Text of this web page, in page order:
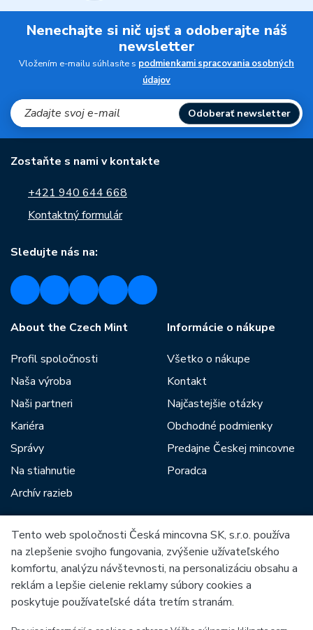
Nenechajte si nič ujsť a odoberajte náš
newsletter
Vložením e-mailu súhlasíte s podmienkami spracovania osobných
údajov
Odoberať newsletter
Zostaňte s nami v kontakte
+421 940 644 668
Kontaktný formulár
Sledujte nás na:
About the Czech Mint
Profil spoločnosti
Naša výroba
Naši partneri
Kariéra
Správy
Na stiahnutie
Archív razieb
Informácie o nákupe
Všetko o nákupe
Kontakt
Najčastejšie otázky
Obchodné podmienky
Predajne Českej mincovne
Poradca
Medzi našich partnerov patria:
Tento web spoločnosti Česká mincovna SK, s.r.o. používa
na zlepšenie svojho fungovania, zvýšenie užívateľského
komfortu, analýzu návštevnosti, na personalizáciu obsahu a
reklám a lepšie cielenie reklamy súbory cookies a
poskytuje používateľské dáta tretím stranám.